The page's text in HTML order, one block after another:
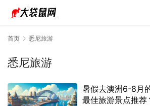
首页 悉尼旅游
悉尼旅游
暑假去澳洲6-8月
最佳旅游景点推荐